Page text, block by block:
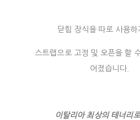
닫힘 장식을 따로 사용하
스트랩으로 고정 및 오픈을 할
어졌습니다.
이탈리아 최상의 테너리